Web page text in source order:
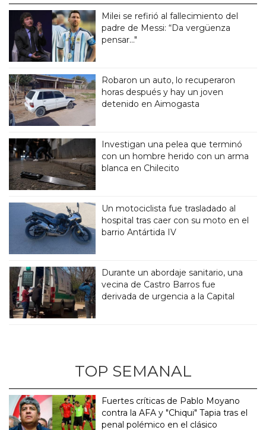
Milei se refirió al fallecimiento del
padre de Messi: “Da vergüenza
pensar..."
Robaron un auto, lo recuperaron
horas después y hay un joven
detenido en Aimogasta
Investigan una pelea que terminó
con un hombre herido con un arma
blanca en Chilecito
Un motociclista fue trasladado al
hospital tras caer con su moto en el
barrio Antártida IV
Durante un abordaje sanitario, una
vecina de Castro Barros fue
derivada de urgencia a la Capital
TOP SEMANAL
Fuertes críticas de Pablo Moyano
contra la AFA y "Chiqui" Tapia tras el
penal polémico en el clásico